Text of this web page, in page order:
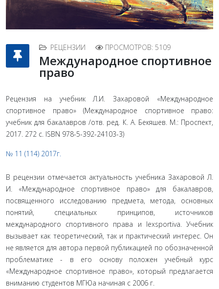
РЕЦЕНЗИИ ПРОСМОТРОВ: 5109
Международное спортивное
право
Рецензия на учебник Л.И. Захаровой «Международное
спортивное право» (Международное спортивное право:
учебник для бакалавров /отв. ред. К. А. Бекяшев. М.: Проспект,
2017. 272 с. ISBN 978-5-392-24103-3)
№ 11 (114) 2017г.
В рецензии отмечается актуальность учебника Захаровой Л.
И. «Международное спортивное право» для бакалавров,
посвященного исследованию предмета, метода, основных
понятий, специальных принципов, источников
международного спортивного права и lexsportiva. Учебник
вызывает как теоретический, так и практический интерес. Он
не является для автора первой публикацией по обозначенной
проблематике - в его основу положен учебный курс
«Международное спортивное право», который предлагается
вниманию студентов МГЮа начиная с 2006 г.